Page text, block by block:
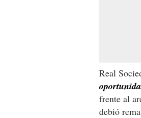
Real
frente al
debió